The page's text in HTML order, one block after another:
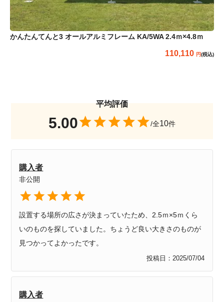
かんたんてんと3 オールアルミフレーム KA/5WA 2.4ｍ×4.8ｍ
110,110 (税込)
5.00 10
購入者
非公開
投稿日 2025/07/04
設置する場所の広さが決まっていたため、2.5ｍ×5ｍくら
いのものを探していました。ちょうど良い大きさのものが
見つかってよかったです。
購入者